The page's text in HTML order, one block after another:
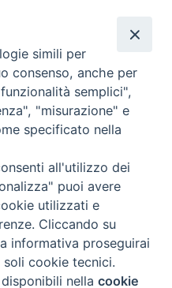
CP di Martignacco
© Arcidiocesi di Udine 2018
(UD) Tel. 0432.414.511 - Fax
80013900305
simili per
consenso, anche per
semplici",
"misurazione" e
specificato nella
all'utilizzo dei
puoi avere
utilizzati e
Cliccando su
informativa proseguirai
cookie tecnici.
nellacookie